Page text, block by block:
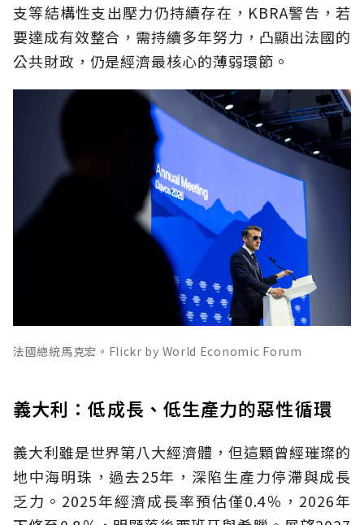
支等結構性支出壓力仍持續存在，KBRA警告，若
要達成有效整合，需持續多年努力，凸顯出法國的
公共財政，仍是經濟最核心的薄弱環節。
法國總統馬克宏。Flickr by World Economic Forum
義大利：低成長、低生產力的惡性循環
義大利雖是世界第八大經濟體，但這顆曾經璀璨的
地中海明珠，過去25年，深陷生產力停滯與成長
乏力。2025年經濟成長率預估僅0.4％，2026年